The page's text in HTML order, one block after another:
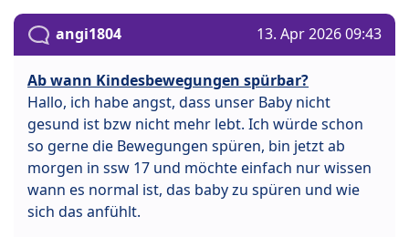
angi1804 13. Apr 2026 09:43
Ab wann Kindesbewegungen spürbar?
Hallo, ich habe angst, dass unser Baby nicht
gesund ist bzw nicht mehr lebt. Ich würde schon
so gerne die Bewegungen spüren, bin jetzt ab
morgen in ssw 17 und möchte einfach nur wissen
wann es normal ist, das baby zu spüren und wie
sich das anfühlt.